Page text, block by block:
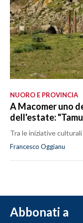
NUORO E PROVINCIA
A Macomer uno
dell'estate:
Tra le iniziative
Francesco Oggianu
Abbonati a